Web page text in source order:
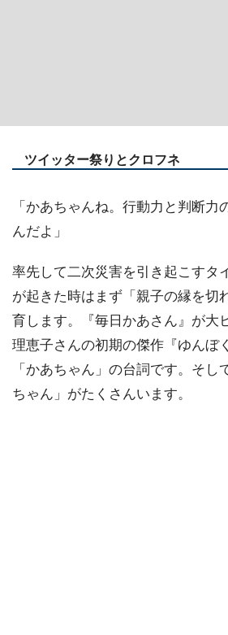
ツイッター祭りとクロフネ
「かあちゃんね。行動力と判断力
んだよ」
率先して二次災害を引き起こすタ
が起きた時はまず「親子の縁を切
育します。『毎日かあさん』が大
理恵子さんの初期の傑作『ゆんぼ
「かあちゃん」の台詞です。そし
ちゃん」がたくさんいます。